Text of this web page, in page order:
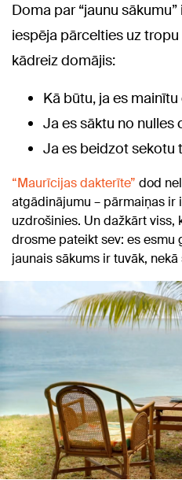
Doma par “jaunu
iespēja pārcelties uz
kādreiz domājis:
Kā būtu, ja es
Ja es sāktu no nulles
Ja es beidzot sekotu
“Maurīcijas dakterīte” dod
atgādinājumu – pārmaiņas ir
uzdrošinies. Un dažkārt viss,
drosme pateikt sev: es esmu
jaunais sākums ir tuvāk, nekā